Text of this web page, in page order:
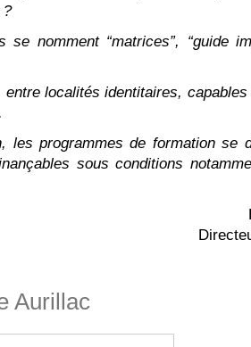
?
nomment “matrices”, “guide
localités identitaires,
les programmes de formation se
sous conditions
Aurillac